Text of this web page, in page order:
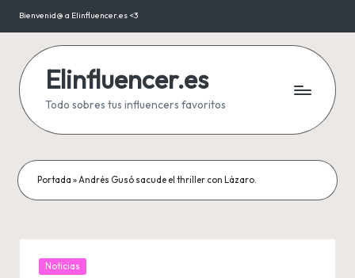
Saltar
contenido
Bienvenid@ a Elinfluencer.es <3
Elinfluencer.es
Todo sobres tus influencers favoritos
Portada »Andrés Gusó sacude el thriller con Lázaro.
Publicada
Noticias